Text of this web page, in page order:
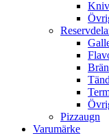
Pizzaugn
Varumärke